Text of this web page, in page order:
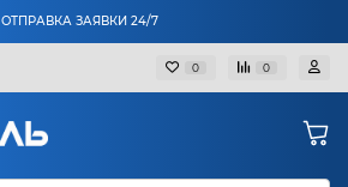
ОТПРАВКА ЗАЯВКИ 24/7
0 0